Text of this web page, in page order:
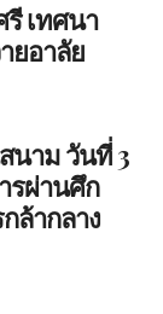
รี เทศนา
ยอาลัย
นาม วันที่ 3
รผ่านศึก
ล้ากลาง